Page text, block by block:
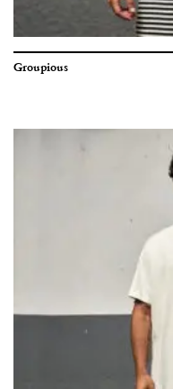
Groupious